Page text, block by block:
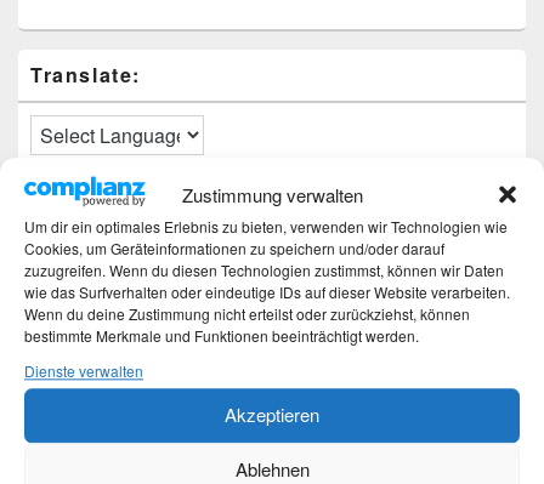
Zustimmung verwalten
Um dir ein optimales Erlebnis zu bieten, verwenden wir Technologien wie
Cookies, um Geräteinformationen zu speichern und/oder darauf
zuzugreifen. Wenn du diesen Technologien zustimmst, können wir Daten
wie das Surfverhalten oder eindeutige IDs auf dieser Website verarbeiten.
Wenn du deine Zustimmung nicht erteilst oder zurückziehst, können
bestimmte Merkmale und Funktionen beeinträchtigt werden.
Dienste verwalten
Akzeptieren
Ablehnen
Translate:
Neueste Beiträge
Hochzeitstage und ihre Bedeutung
Sturz – Nachtrag
Sturz mit Folgen
Gibt es was Neues?
Älter werden
Kategorien